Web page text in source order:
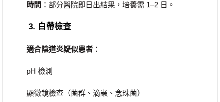
時間 ：部分醫院即日出結果，培養需 1–2 日。
3. 白帶檢查
適合陰道炎疑似患者：
pH 檢測
顯微鏡檢查（菌群、滴蟲、念珠菌）